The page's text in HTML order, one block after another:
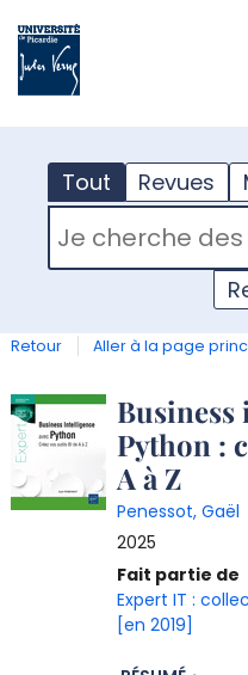
Tout Revues
RECHERCHER DANS "TOUT"
Retour Aller à la page
Détail
document
Business
Python :
A à Z
Penessot, Gaël
2025
Fait partie de
Expert IT :
[en 2019]